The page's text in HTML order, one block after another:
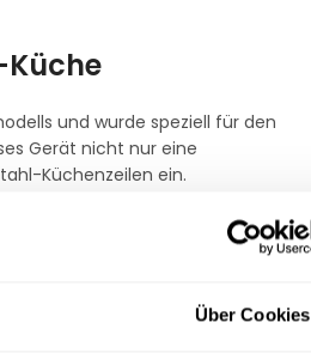
Über Cookies
Küche
und wurde speziell für den
Gerät nicht nur eine
Küchenzeilen ein.
von
eine gleichmäßige
integrieren,